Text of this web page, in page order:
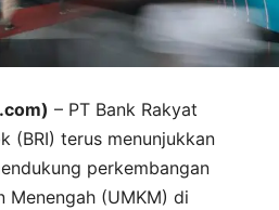
– PT Bank Rakyat
(BRI) terus menunjukkan
perkembangan
Menengah (UMKM) di